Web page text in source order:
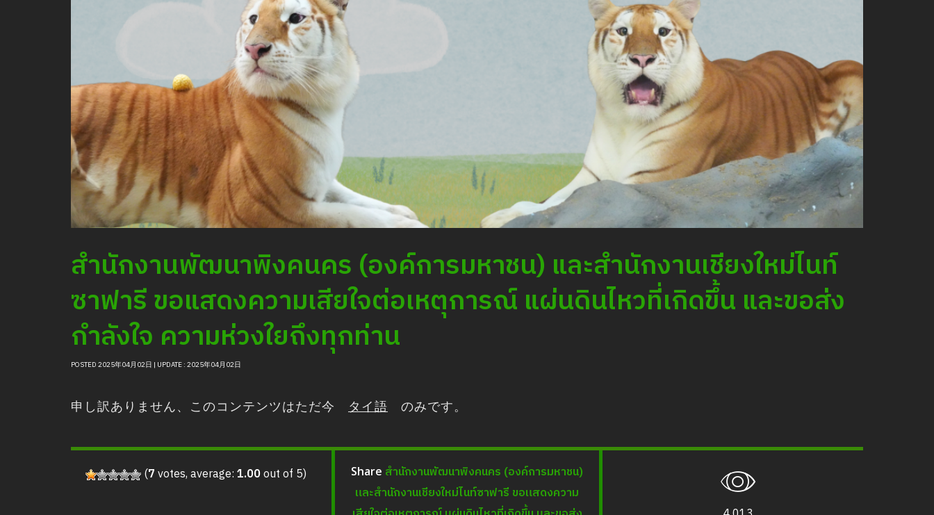
ショー・アクティビティ スケジュー
ข้อมูลสัตว์ในเชียงใหม่ไนท์ซาฟารี
สํานักงานพัฒนาพิงคนคร (องค์การมหาชน) และสำนักงานเชียงใหม่ไนท์
ซาฟารี ขอแสดงความเสียใจต่อเหตุการณ์ แผ่นดินไหวที่เกิดขึ้น และขอส่ง
กำลังใจ ความห่วงใยถึงทุกท่าน
POSTED 2025年04月02日 | UPDATE : 2025年04月02日
申し訳ありません、このコンテンツはただ今 タイ語 のみです。
(7votes, average:1.00out of 5) Share สํานักงานพัฒนาพิงคนคร (องค์การมหาชน)
และสำนักงานเชียงใหม่ไนท์ซาฟารี ขอแสดงความ